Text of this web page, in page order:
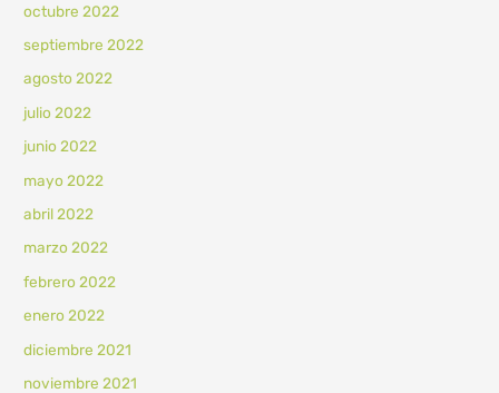
octubre 2022
septiembre 2022
agosto 2022
julio 2022
junio 2022
mayo 2022
abril 2022
marzo 2022
febrero 2022
enero 2022
diciembre 2021
noviembre 2021